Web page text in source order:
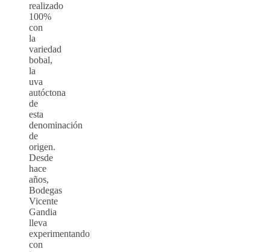
realizado
100%
con
la
variedad
bobal,
la
uva
autóctona
de
esta
denominación
de
origen.
Desde
hace
años,
Bodegas
Vicente
Gandia
lleva
experimentando
con